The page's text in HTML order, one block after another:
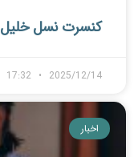
کنسرت نسل خلیل
2025/12/14
اخبار